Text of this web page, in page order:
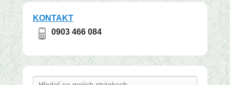
KONTAKT
0903 466 084
Search